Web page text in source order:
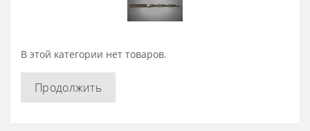
В этой категории нет товаров.
Продолжить